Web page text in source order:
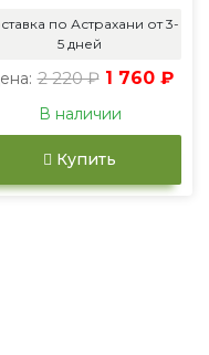
по Астрахани от 3-
5 дней
2 220 ₽ 1 760 ₽
В наличии
Купить